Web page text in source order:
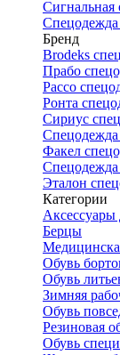
Сигнальная
Бренд
Brodeks
Прабо
Рассо
Ронта
Сириус
Спецодежда
Факел
Эталон
Категории
Аксессуары
Берцы
Обувь
Обувь
Зимняя
Обувь
Резиновая
Обувь